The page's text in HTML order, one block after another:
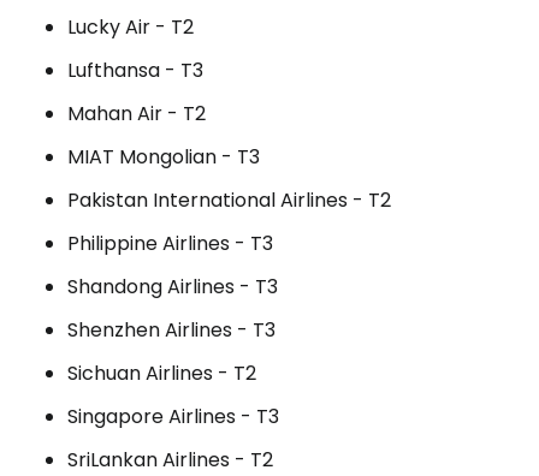
Lucky Air - T2
Lufthansa - T3
Mahan Air - T2
MIAT Mongolian - T3
Pakistan International Airlines - T2
Philippine Airlines - T3
Shandong Airlines - T3
Shenzhen Airlines - T3
Sichuan Airlines - T2
Singapore Airlines - T3
SriLankan Airlines - T2